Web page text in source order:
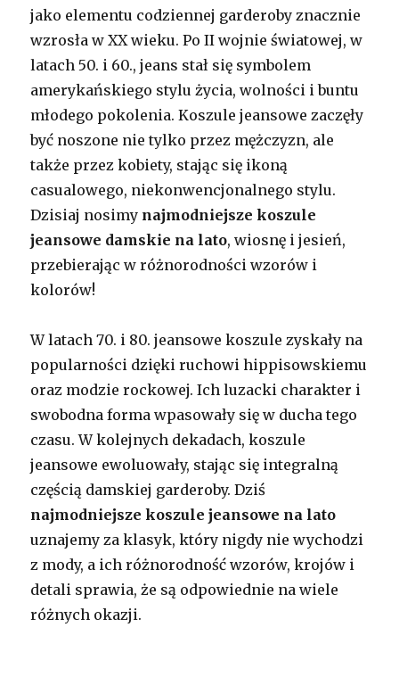
jako elementu codziennej garderoby znacznie
wzrosła w XX wieku. Po II wojnie światowej, w
latach 50. i 60., jeans stał się symbolem
amerykańskiego stylu życia, wolności i buntu
młodego pokolenia. Koszule jeansowe zaczęły
być noszone nie tylko przez mężczyzn, ale
także przez kobiety, stając się ikoną
casualowego, niekonwencjonalnego stylu.
Dzisiaj nosimy najmodniejsze koszule
jeansowe damskie na lato, wiosnę i jesień,
przebierając w różnorodności wzorów i
kolorów!
W latach 70. i 80. jeansowe koszule zyskały na
popularności dzięki ruchowi hippisowskiemu
oraz modzie rockowej. Ich luzacki charakter i
swobodna forma wpasowały się w ducha tego
czasu. W kolejnych dekadach, koszule
jeansowe ewoluowały, stając się integralną
częścią damskiej garderoby. Dziś
najmodniejsze koszule jeansowe na lato
uznajemy za klasyk, który nigdy nie wychodzi
z mody, a ich różnorodność wzorów, krojów i
detali sprawia, że są odpowiednie na wiele
różnych okazji.